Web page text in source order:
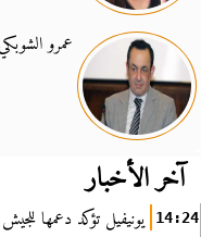
عمرو
آخر الأخبار
14:24 يونيفيل تؤكد دعمها